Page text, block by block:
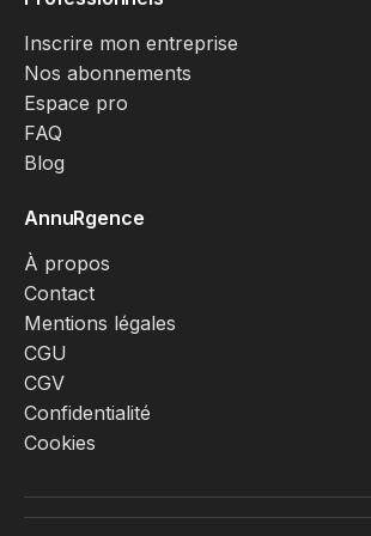
Inscrire mon entreprise
Nos abonnements
Espace pro
FAQ
Blog
AnnuRgence
À propos
Contact
Mentions légales
CGU
CGV
Confidentialité
Cookies